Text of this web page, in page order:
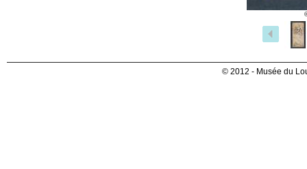
© 2012 - Musée du